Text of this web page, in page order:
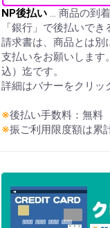
NP後払い … 商品の到
「銀行」で後払いで
請求書は、商品とは別
支払いをお願いします
込）迄です。
詳細はバナーをクリッ
※後払い手数料：無料
※振ご利用限度額は累